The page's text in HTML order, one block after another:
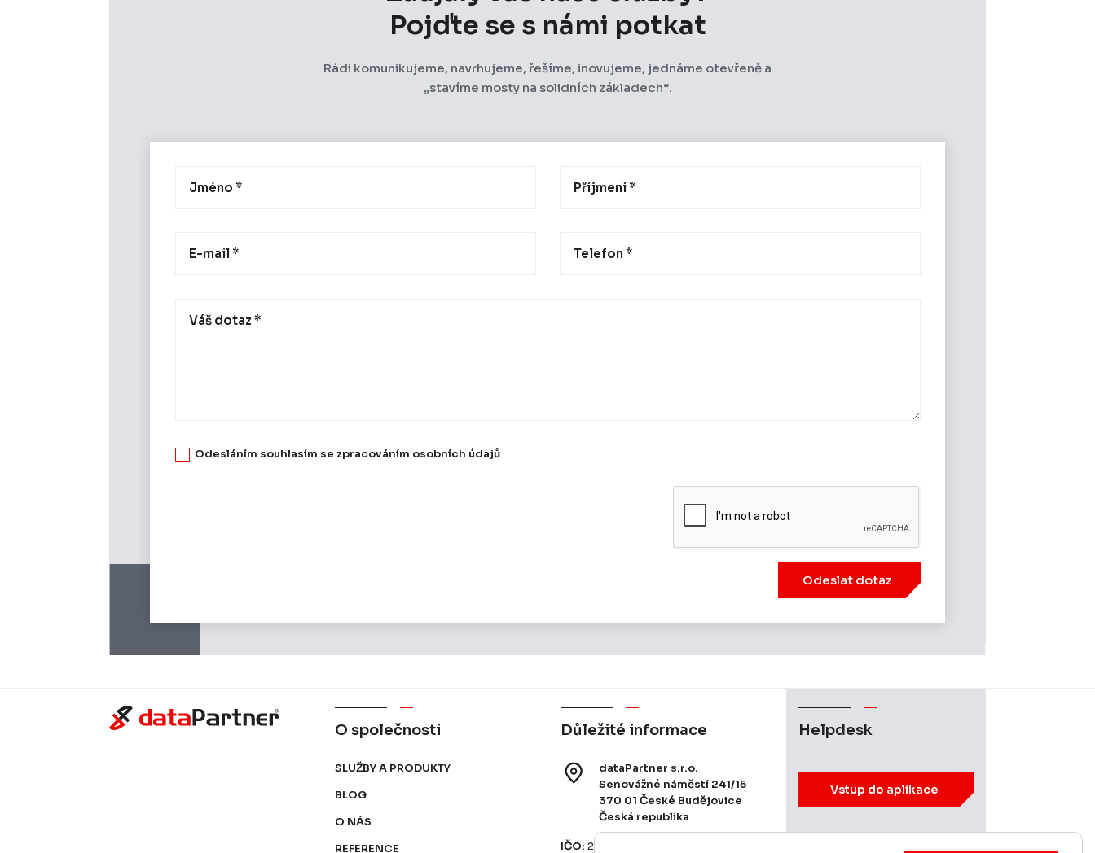
Pojďte se s námi potkat
Rádi komunikujeme, navrhujeme, řešíme, inovujeme, jednáme otevřeně a
„stavíme mosty na solidních základech“.
Odesláním souhlasím se zpracováním osobních údajů
Odeslat dotaz
O společnosti
SLUŽBY A PRODUKTY
BLOG
O NÁS
REFERENCE
Důležité informace
dataPartner s.r.o.
Senovážné náměstí 241/15
370 01 České Budějovice
Česká republika
IČO:25178636
Helpdesk
Vstup do aplikace